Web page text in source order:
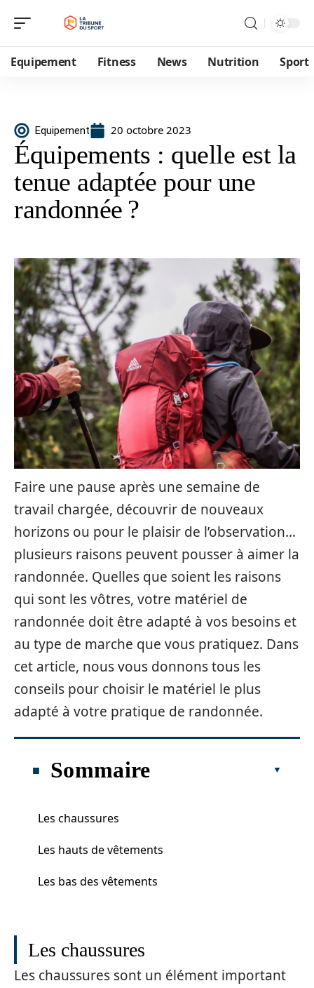
Equipement Fitness News Nutrition Sport
Equipement 20 octobre 2023
Équipements : quelle est la
tenue adaptée pour une
randonnée ?
Faire une pause après une semaine de
travail chargée, découvrir de nouveaux
horizons ou pour le plaisir de l’observation…
plusieurs raisons peuvent pousser à aimer la
randonnée. Quelles que soient les raisons
qui sont les vôtres, votre matériel de
randonnée doit être adapté à vos besoins et
au type de marche que vous pratiquez. Dans
cet article, nous vous donnons tous les
conseils pour choisir le matériel le plus
adapté à votre pratique de randonnée.
Sommaire
Les chaussures
Les hauts de vêtements
Les bas des vêtements
Les chaussures
Les chaussures sont un élément important